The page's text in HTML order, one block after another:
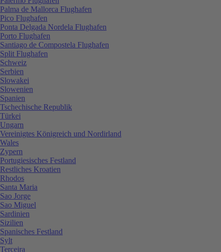
Palma de Mallorca Flughafen
Pico Flughafen
Ponta Delgada Nordela Flughafen
Porto Flughafen
Santiago de Compostela Flughafen
Split Flughafen
Schweiz
Serbien
Slowakei
Slowenien
Spanien
Tschechische Republik
Türkei
Ungarn
Vereinigtes Königreich und Nordirland
Wales
Zypern
Portugiesisches Festland
Restliches Kroatien
Rhodos
Santa Maria
Sao Jorge
Sao Miguel
Sardinien
Sizilien
Spanisches Festland
Sylt
Terceira